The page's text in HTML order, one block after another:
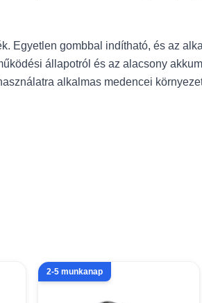
Egyetlen gombbal indítható, és az
állapotról és az alacsony
alkalmas medencei
2-5 munkanap